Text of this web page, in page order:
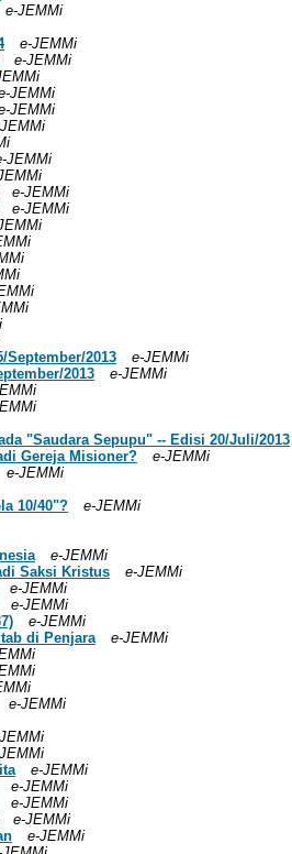
e-JEMMi
e-JEMMi
e-JEMMi
JEMMi
JEMMi
JEMMi
e-JEMMi
e-JEMMi
2013
e-JEMMi
2013
e-JEMMi
"Saudara Sepupu" -- Edisi 20/Juli/2013
Gereja Misioner?
e-JEMMi
e-JEMMi
10/40"?
e-JEMMi
e-JEMMi
Saksi Kristus
e-JEMMi
e-JEMMi
e-JEMMi
e-JEMMi
di Penjara
e-JEMMi
e-JEMMi
e-JEMMi
e-JEMMi
e-JEMMi
e-JEMMi
e-JEMMi